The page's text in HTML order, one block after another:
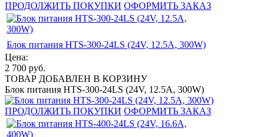
ПРОДОЛЖИТЬ ПОКУПКИ ОФОРМИТЬ ЗАКАЗ
Блок питания HTS-300-24LS (24V, 12.5A, 300W)
Цена:
2 700 руб.
ТОВАР ДОБАВЛЕН В КОРЗИНУ
Блок питания HTS-300-24LS (24V, 12.5A, 300W)
ПРОДОЛЖИТЬ ПОКУПКИ ОФОРМИТЬ ЗАКАЗ